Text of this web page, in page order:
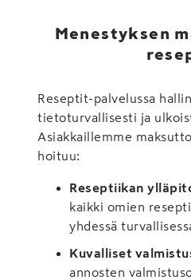
Menestyksen
Reseptit-palvelussa
tietoturvallisesti ja
Asiakkaillemme
hoituu:
Reseptiikan
kaikki omien
yhdessä
Kuvalliset
annosten